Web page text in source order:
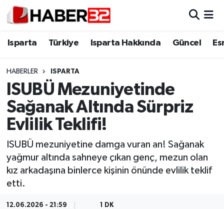
Isparta Türkiye Isparta Hakkında Güncel
HABERLER ISPARTA
ISUBÜ Mezuniyetinde
Sağanak Altında Sürpriz
Evlilik Teklifi!
ISUBÜ mezuniyetine damga vuran an! Sağanak
yağmur altında sahneye çıkan genç, mezun olan
kız arkadaşına binlerce kişinin önünde evlilik teklif
etti.
12.06.2026 - 21:59 1 DK
Isparta
Esnaf Diyor ki;
ASAYİŞ
BİLİM VE TEKNOLOJİ
EĞİTİM
Isparta Nöbetçi Eczaneler
Isparta Trafik Yoğunluk Haritası
Süper Lig Puan Durumu ve Fikstür
Tüm Manşetler
Son Dakika Haberleri